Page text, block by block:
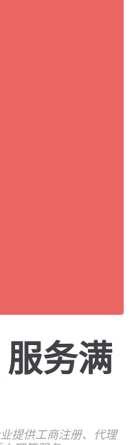
务满
提供工商注册、代理